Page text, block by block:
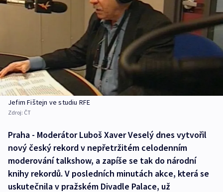
Jefim Fištejn ve studiu RFE
Zdroj: ČT
Praha - Moderátor Luboš Xaver Veselý dnes vytvořil
nový český rekord v nepřetržitém celodenním
moderování talkshow, a zapíše se tak do národní
knihy rekordů. V posledních minutách akce, která se
uskutečnila v pražském Divadle Palace, už